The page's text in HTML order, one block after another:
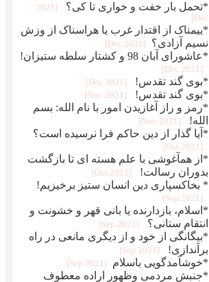
*تحمل بار خفت و خواری تا کی؟
[2021
Dec]
*بیمناک از اقتدار غرب یا هراسناک از وزش
نسیم آزادی؟
[2021 Dec]
*عاشورای آبان 98 و کشتار سلطه ستیزان!
[2021 Dec]
*بوی گند تقدس! [2021 Dec]
*بوی گند تقدس! [2021 Nov]
*رمز و راز آغازیدن امور با نام الله: بسم
الله!
[2021 Nov]
*آیا گذار از دین حاکم فرا نرسیده است؟
[2021 Oct]
*از همآغوشی با علم هسته ای تا بازگشت
بدوران رسالت!
[2021 Oct]
* بخاکسپاری دین انسان ستیز برخیزیم!
[2021 Sep]
*اسلام، بازدارنده یا بانی قهر و خشونت و
انتقام ستانی؟
[2021 Sep]
*بیگانگی از خود و از دیگری مانعی در راه
برآندازی!
[2021 Sep]
*خوشآمدگویی باسلام [2021 Sep]
*جنبش مردمی وظهور اراده معطوف